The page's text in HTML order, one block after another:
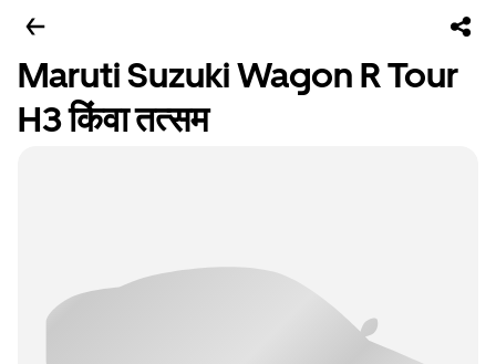
Maruti Suzuki Wagon R Tour
H3 किंवा तत्सम